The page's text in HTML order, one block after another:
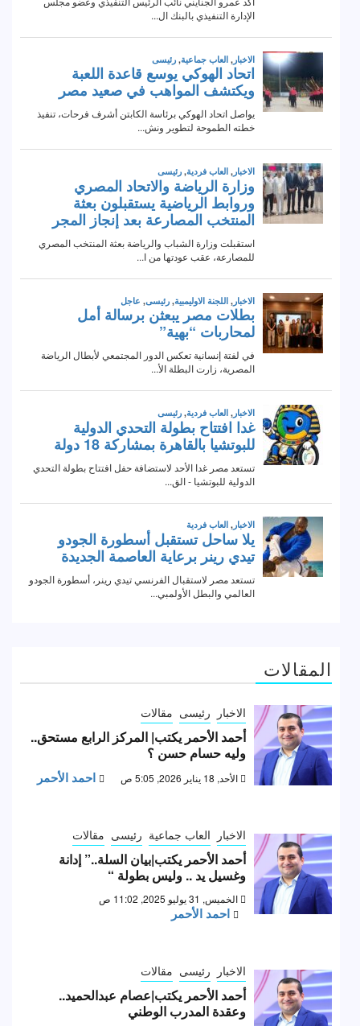
المقالات
الاخبار رئيسى مقالات
أحمد الأحمر يكتب| المركز الرابع مستحق..
وليه حسام حسن ؟
الأحد, 18 يناير 2026, 5:05 ص احمد الأحمر
الاخبار العاب جماعية رئيسى مقالات
أحمد الأحمر يكتب|بيان السلة..” إدانة
وغسيل يد .. وليس بطولة “
الخميس, 31 يوليو 2025, 11:02 ص
احمد الأحمر
الاخبار رئيسى مقالات
أحمد الأحمر يكتب|عصام عبدالحميد..
وعقدة المدرب الوطني